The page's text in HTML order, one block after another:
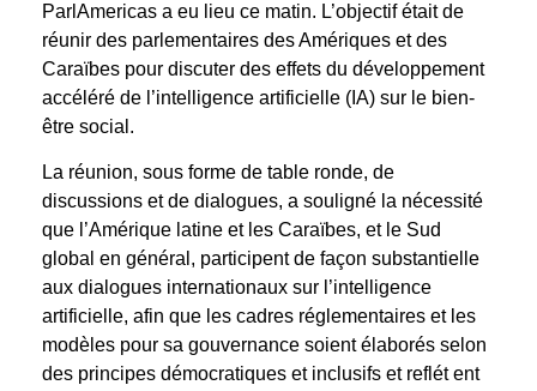
ParlAmericas a eu lieu ce matin. L’objectif était de
réunir des parlementaires des Amériques et des
Caraïbes pour discuter des effets du développement
accéléré de l’intelligence artificielle (IA) sur le bien-
être social.
La réunion, sous forme de table ronde, de
discussions et de dialogues, a souligné la nécessité
que l’Amérique latine et les Caraïbes, et le Sud
global en général, participent de façon substantielle
aux dialogues internationaux sur l’intelligence
artificielle, afin que les cadres réglementaires et les
modèles pour sa gouvernance soient élaborés selon
des principes démocratiques et inclusifs et reflét ent